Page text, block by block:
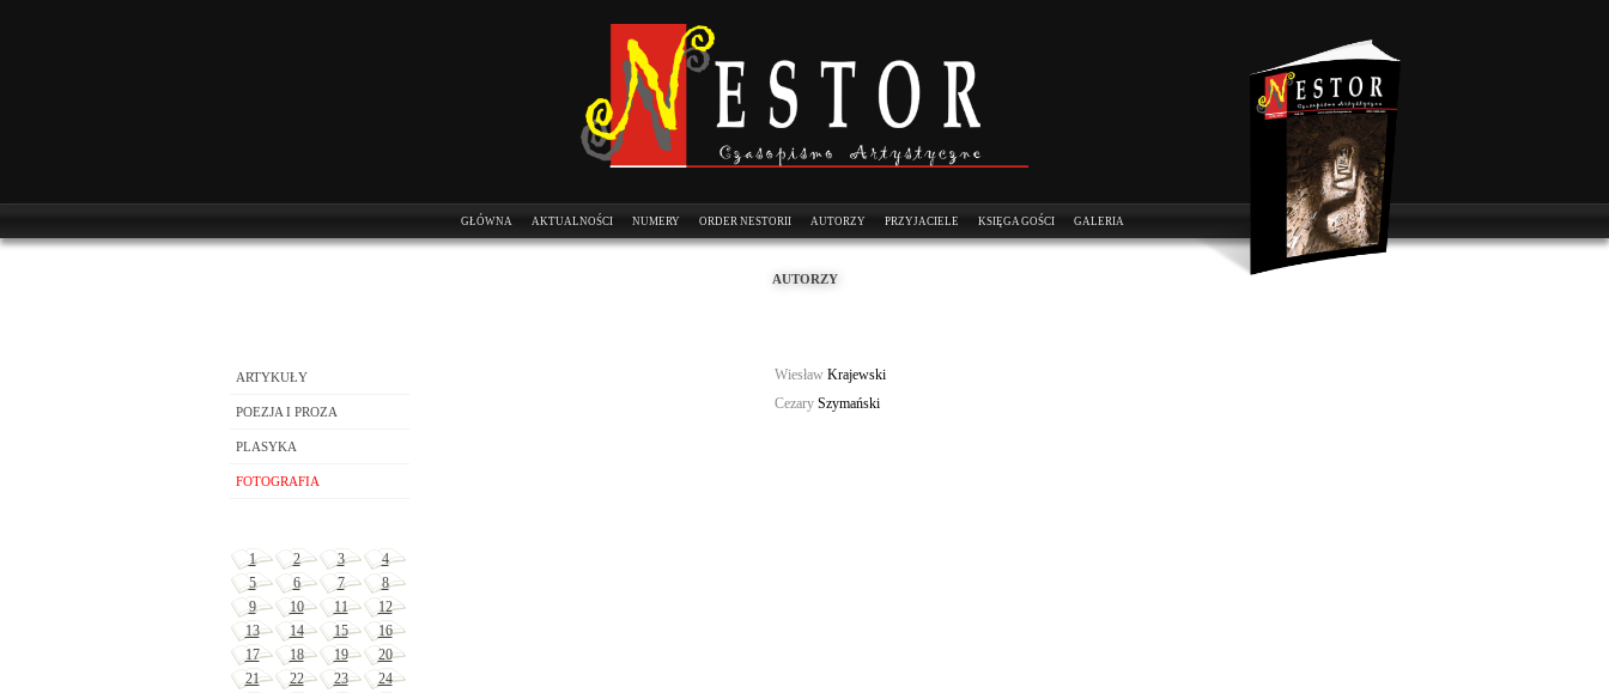
GŁÓWNA AKTUALNOŚCI NUMERY ORDER NESTORII AUTORZY PRZYJACIELE KSIĘGA GOŚCI GALERIA
AUTORZY
ARTYKUŁY
POEZJA I PROZA
PLASYKA
FOTOGRAFIA
1 2 3
4
5
6 7
8
9
10 11
12
13
14 15
16
17
18 19
20
21
22 23
24
Wiesław Krajewski
Cezary Szymański